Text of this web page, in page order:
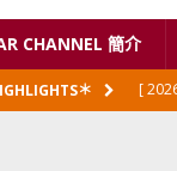
CHANNEL 簡介
＊ [